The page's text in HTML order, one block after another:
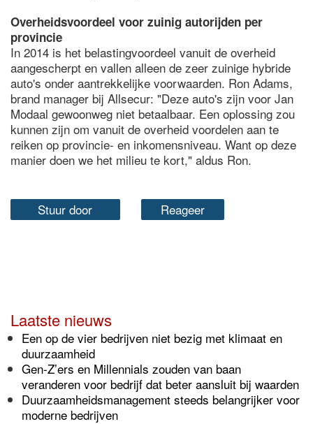
Overheidsvoordeel voor zuinig autorijden per
provincie
In 2014 is het belastingvoordeel vanuit de overheid
aangescherpt en vallen alleen de zeer zuinige hybride
auto's onder aantrekkelijke voorwaarden. Ron Adams,
brand manager bij Allsecur: "Deze auto's zijn voor Jan
Modaal gewoonweg niet betaalbaar. Een oplossing zou
kunnen zijn om vanuit de overheid voordelen aan te
reiken op provincie- en inkomensniveau. Want op deze
manier doen we het milieu te kort," aldus Ron.
Stuur door Reageer
Laatste nieuws
Een op de vier bedrijven niet bezig met klimaat en
duurzaamheid
Gen-Z’ers en Millennials zouden van baan
veranderen voor bedrijf dat beter aansluit bij waarden
Duurzaamheidsmanagement steeds belangrijker voor
moderne bedrijven